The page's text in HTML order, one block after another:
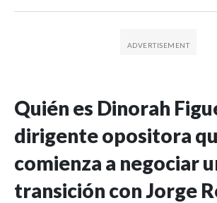
Quién es Dinorah
dirigente opositora
comienza a negociar
transición con Jorge